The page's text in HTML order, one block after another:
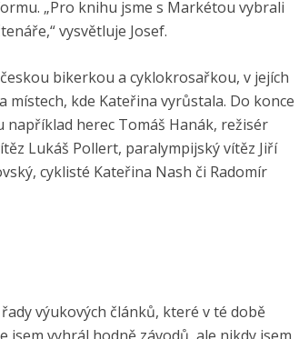
„Pro knihu jsme s Markétou vybrali
vysvětluje Josef.
bikerkou a cyklokrosařkou, v jejích
místech, kde Kateřina vyrůstala. Do konce
například herec Tomáš Hanák, režisér
Lukáš Pollert, paralympijský vítěz Jiří
cyklisté Kateřina Nash či Radomír
výukových článků, které v té době